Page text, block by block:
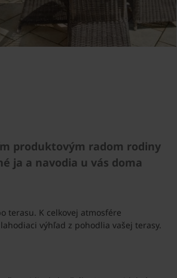
produktovým radom rodiny
ja a navodia u vás doma
terasu. K celkovej atmosfére
výhľad z pohodlia vašej terasy.